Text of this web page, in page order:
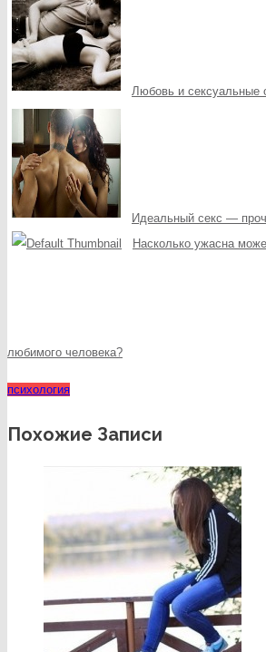
Любовь и сексуальные
Идеальный секс —
Насколько ужасна
любимого человека?
психология
Похожие Записи